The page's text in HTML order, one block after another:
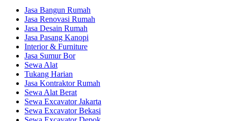
Jasa Bangun Rumah
Jasa Renovasi Rumah
Jasa Desain Rumah
Jasa Pasang Kanopi
Interior & Furniture
Jasa Sumur Bor
Sewa Alat
Tukang Harian
Jasa Kontraktor Rumah
Sewa Alat Berat
Sewa Excavator Jakarta
Sewa Excavator Bekasi